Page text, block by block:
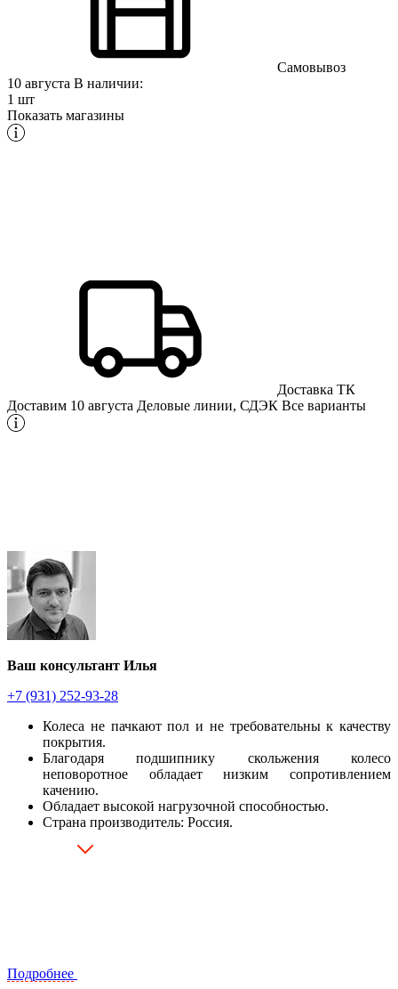
Самовывоз
10 августа В наличии:
1 шт
Показать магазины
Доставка ТК
Доставим 10 августа Деловые линии, СДЭК Все варианты
Ваш консультант Илья
+7 (931) 252-93-28
Колеса не пачкают пол и не требовательны к качеству
покрытия.
Благодаря подшипнику скольжения колесо
неповоротное обладает низким сопротивлением
качению.
Обладает высокой нагрузочной способностью.
Страна производитель: Россия.
Подробнее